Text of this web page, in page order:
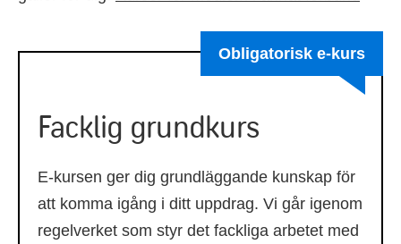
Obligatorisk e-kurs
Facklig grundkurs
E-kursen ger dig grundläggande kunskap för
att komma igång i ditt uppdrag. Vi går igenom
regelverket som styr det fackliga arbetet med